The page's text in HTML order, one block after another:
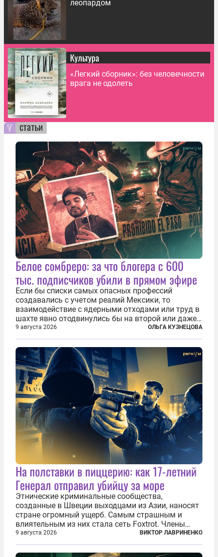
леопардом
Культура
«Легкий сборник»: без человечности
врага не одолеть
статьи
Белое сомбреро: за что блогера с 600
тыс. подписчиков убили в прямом эфире
Если бы списки самых опасных профессий
создавались с учетом реалий Мексики, то
взаимодействие с ядерными отходами или труд в
шахте явно отодвинулись бы на второй или даже
третий план. А вот блогерам, журналистам и
музыкантам пришлось бы выйти вперед. В
Кульякане, столице штата Синалоа, прямо во...
9 августа 2026 ОЛЬГА КУЗНЕЦОВА
На полставки в пиццерию: как 17-летний
Генерал отправил убийцу за море
Этнические криминальные сообщества,
созданные в Швеции выходцами из Азии, наносят
стране огромный ущерб. Самым страшным и
влиятельным из них стала сеть Foxtrot. Члены
этой сети не только убивают и грабят шведов,
подсаживают их на наркотики, но и совершают
нечто еще даже более страшное — массово...
9 августа 2026 ВИКТОР ЛАВРИНЕНКО